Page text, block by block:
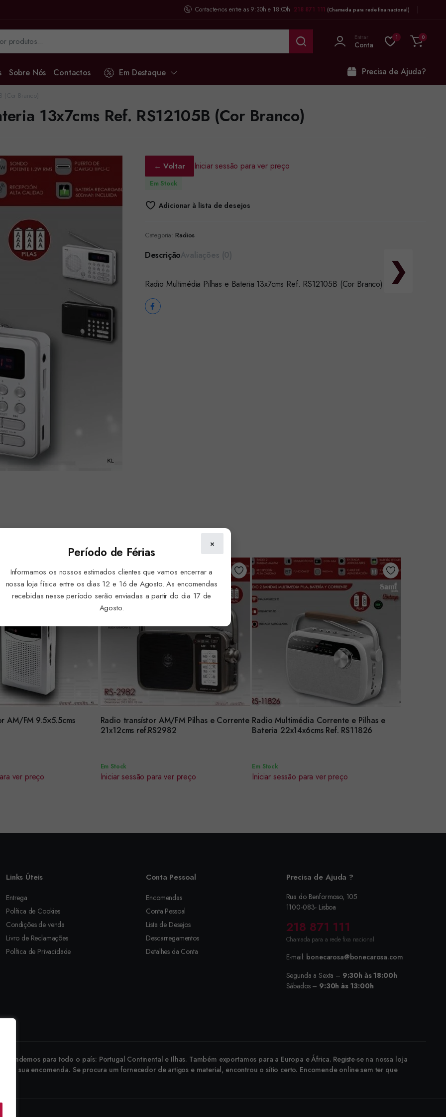
Contacte-nos entre as 9:30h e 18:00h 218 871 111 (Chamada para rede fixa nacional)
Entrar
Conta
1 0
Sobre Nós Contactos Em Destaque Precisa de Ajuda?
13x7cms Ref. RS12105B (Cor Branco)
❯
← Voltar Iniciar sessão para ver preço
Em Stock
Adicionar à lista de desejos
Categoria: Radios
Descrição
Radio Multimédia Pilhas e Bateria 13x7cms Ref. RS12105B (Cor Branco)
AM/FM 9.5×5.5cms
ver preço
Radio transístor AM/FM Pilhas e Corrente
21x12cms ref.RS2982
Encomendar
Em Stock
Iniciar sessão para ver preço
Radio Multimédia Corrente e Pilhas e
Bateria 22x14x6cms Ref. RS11826
Encomendar
Em Stock
Iniciar sessão para ver preço
Links Úteis
Entrega
Política de Cookies
Condições de venda
Livro de Reclamações
Política de Privacidade
Conta Pessoal
Encomendas
Conta Pessoal
Lista de Desejos
Descarregamentos
Detalhes da Conta
Precisa de Ajuda ?
Rua do Benformoso, 105
1100-083- Lisboa
218 871 111
Chamada para a rede fixa nacional
E-mail: bonecarosa@bonecarosa.com
Segunda a Sexta – 9:30h às 18:00h
Sábados – 9:30h às 13:00h
para todo o país: Portugal Continental e Ilhas. Também exportamos para a Europa e África. Registe-se na nossa loja
a sua encomenda. Se procura um fornecedor de artigos e material, encontrou o sítio certo. Encomende online sem ter que
×
Período de Férias
Informamos os nossos estimados clientes que vamos encerrar a
nossa loja física entre os dias 12 e 16 de Agosto. As encomendas
recebidas nesse período serão enviadas a partir do dia 17 de
Agosto.